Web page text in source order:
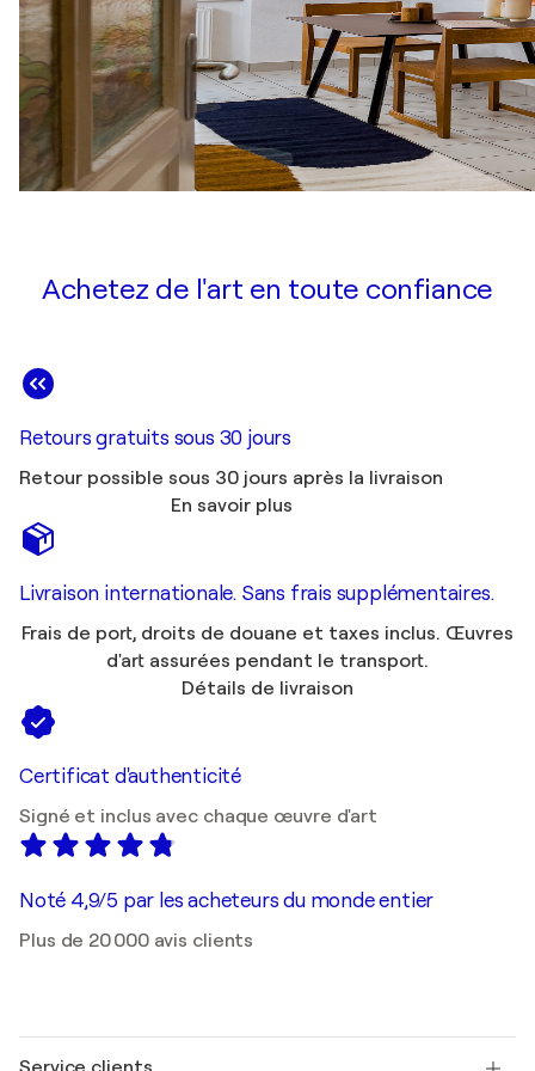
Achetez de l'art en toute confiance
Retours gratuits sous 30 jours
Retour possible sous 30 jours après la livraison
En savoir plus
Livraison internationale. Sans frais supplémentaires.
Frais de port, droits de douane et taxes inclus. Œuvres
d'art assurées pendant le transport.
Détails de livraison
Certificat d'authenticité
Signé et inclus avec chaque œuvre d'art
Noté 4,9/5 par les acheteurs du monde entier
Plus de 20 000 avis clients